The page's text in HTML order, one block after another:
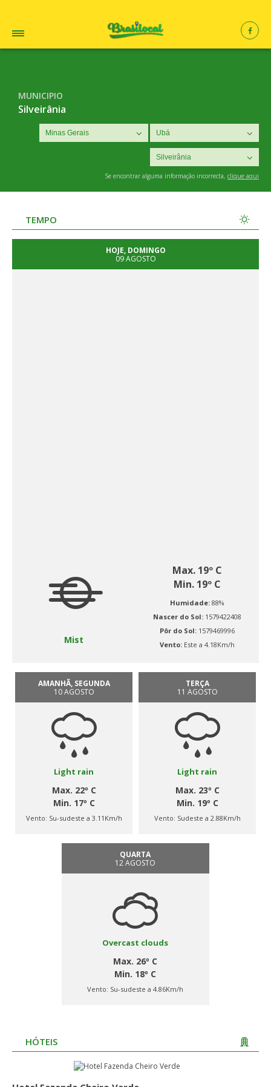
MUNICIPIO
Silveirânia
Se encontrar alguma informação incorrecta, clique aqui
TEMPO
HOJE, DOMINGO
09 AGOSTO
Mist
Max. 19º C
Min. 19º C
Humidade: 88%
Nascer do Sol: 1579422408
Pôr do Sol: 1579469996
Vento: Este a 4.18Km/h
AMANHÃ, SEGUNDA
10 AGOSTO
Light rain
Max. 22º C
Min. 17º C
Vento: Su-sudeste a 3.11Km/h
TERÇA
11 AGOSTO
Light rain
Max. 23º C
Min. 19º C
Vento: Sudeste a 2.88Km/h
QUARTA
12 AGOSTO
Overcast clouds
Max. 26º C
Min. 18º C
Vento: Su-sudeste a 4.86Km/h
HÓTEIS